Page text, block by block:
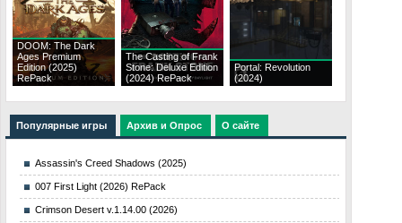
DOOM: The Dark
Ages Premium
Edition (2025)
RePack
The Casting of Frank
Stone: Deluxe Edition
(2024) RePack
Portal: Revolution
(2024)
Популярные игры Архив и Опрос О сайте
Assassin's Creed Shadows (2025)
007 First Light (2026) RePack
Crimson Desert v.1.14.00 (2026)